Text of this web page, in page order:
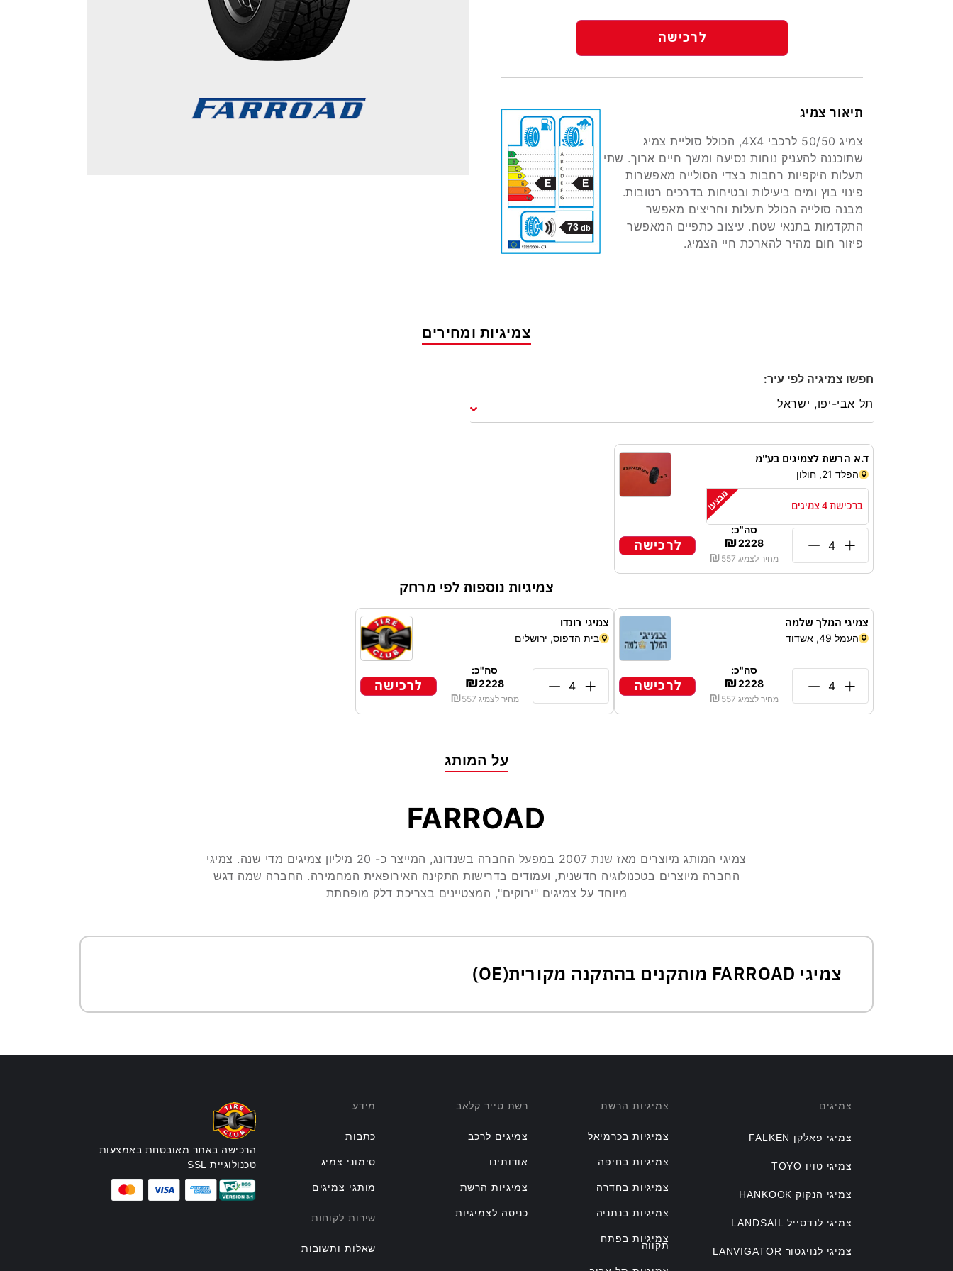
לרכישה
תיאור צמיג
צמיג 50/50 לרכבי 4X4, הכולל סוליית צמיג
שתוכננה להעניק נוחות נסיעה ומשך חיים ארוך. שתי
תעלות היקפיות רחבות בצדי הסולייה מאפשרות
פינוי בוץ ומים ביעילות ובטיחות בדרכים רטובות.
מבנה סולייה הכולל תעלות וחריצים מאפשר
התקדמות בתנאי שטח. עיצוב כתפיים המאפשר
פיזור חום מהיר להארכת חיי הצמיג.
E E
73 db
צמיגיות ומחירים
חפשו צמיגיה לפי עיר:
ד.א הרשת לצמיגים בע"מ
הפלד 21, חולון
ברכישת 4 צמיגים
סה"כ:
₪2228
מחיר לצמיג ₪ 557
לרכישה
צמיגיות נוספות לפי מרחק
צמיגי המלך שלמה
העמל 49, אשדוד
סה"כ:
₪2228
מחיר לצמיג ₪ 557
לרכישה
צמיגי רונדו
בית הדפוס, ירושלים
סה"כ:
₪2228
מחיר לצמיג ₪557
לרכישה
על המותג
FARROAD
צמיגי המותג מיוצרים מאז שנת 2007 במפעל החברה בשנדונג, המייצר כ- 20 מיליון צמיגים מדי שנה. צמיגי
החברה מיוצרים בטכנולוגיה חדשנית, ועמודים בדרישות התקינה האירופאית המחמירה. החברה שמה דגש
מיוחד על צמיגים "ירוקים", המצטיינים בצריכת דלק מופחתת
צמיגי FARROAD מותקנים בהתקנה מקורית(OE)
צמיגים
צמיגי פאלקן FALKEN
צמיגי טויו TOYO
צמיגי הנקוק HANKOOK
צמיגי לנדסייל LANDSAIL
צמיגי לנויגטור LANVIGATOR
צמיגיות הרשת
צמיגיות בכרמיאל
צמיגיות בחיפה
צמיגיות בחדרה
צמיגיות בנתניה
צמיגיות בפתח
תקווה
רשת טייר קלאב
צמיגים לרכב
אודותינו
צמיגיות הרשת
כניסה לצמיגיות
מידע
כתבות
סימוני צמיג
מותגי צמיגים
שירות לקוחות
שאלות ותשובות
הרכישה באתר מאובטחת באמצעות
טכנולוגיית SSL
רוצים להנות משלל הטבות יחודיות? הנחות ברכישת צמיגים וטיפולים
שליחה
אנחנו לעולם לא נשלח ספאם | ההצטרפות ללא תשלום וניתן לעזוב את מועדון הלקוחות בכל עת!